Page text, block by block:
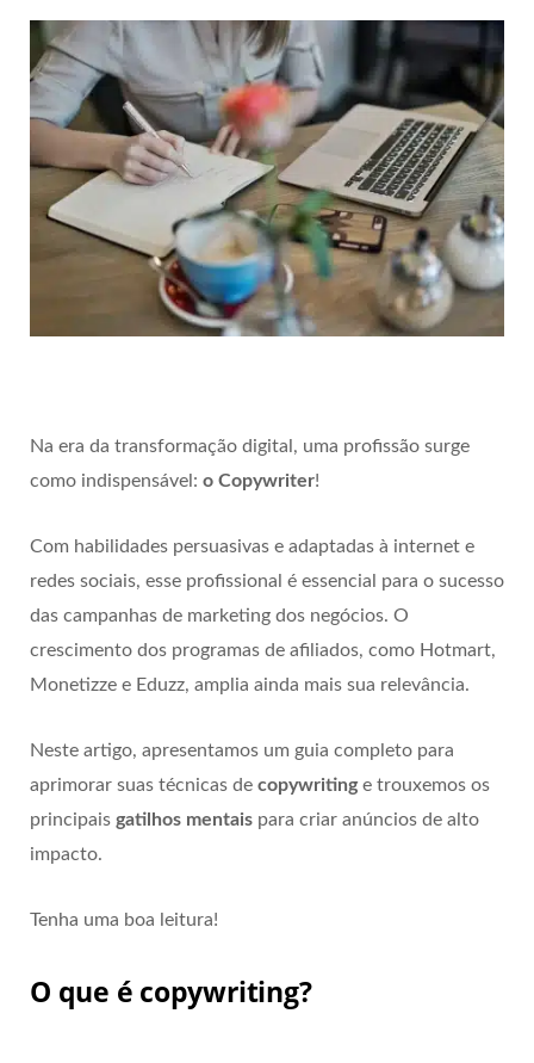
Na era da transformação digital, uma profissão surge
como indispensável: o Copywriter!
Com habilidades persuasivas e adaptadas à internet e
redes sociais, esse profissional é essencial para o sucesso
das campanhas de marketing dos negócios. O
crescimento dos programas de afiliados, como Hotmart,
Monetizze e Eduzz, amplia ainda mais sua relevância.
Neste artigo, apresentamos um guia completo para
aprimorar suas técnicas de copywritinge trouxemos os
principais gatilhos mentais para criar anúncios de alto
impacto.
Tenha uma boa leitura!
O que é copywriting?